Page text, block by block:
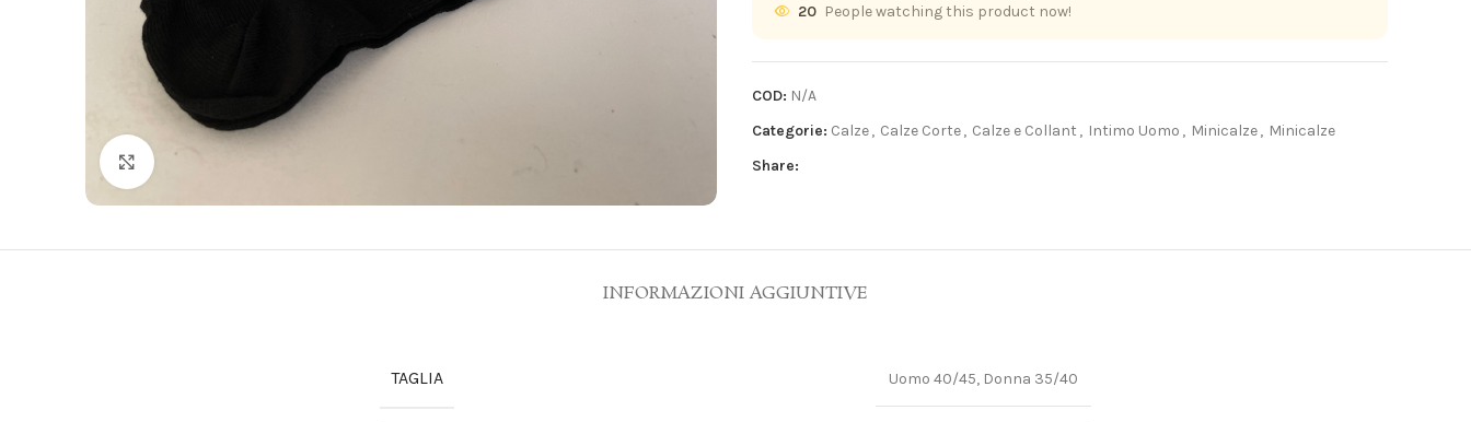
20 People watching this product now!
COD: N/A
Categorie: Calze, Calze Corte, Calze e Collant , Intimo Uomo , Minicalze, Minicalze
Share:
INFORMAZIONI AGGIUNTIVE
TAGLIA Uomo 40/45, Donna 35/40